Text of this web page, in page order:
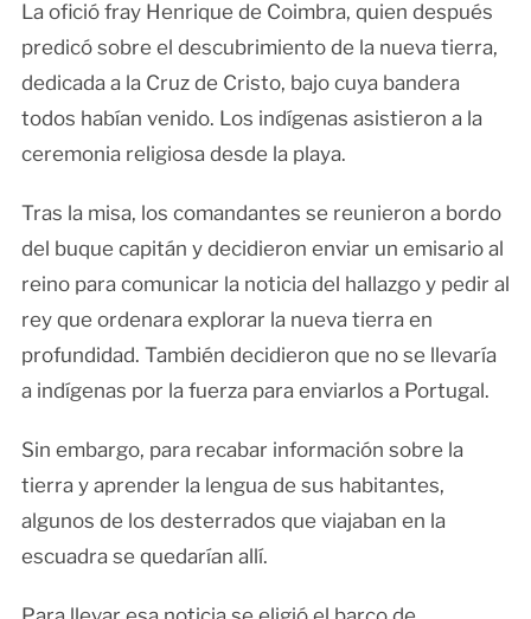
La ofició fray Henrique de Coimbra, quien después
predicó sobre el descubrimiento de la nueva tierra,
dedicada a la Cruz de Cristo, bajo cuya bandera
todos habían venido. Los indígenas asistieron a la
ceremonia religiosa desde la playa.
Tras la misa, los comandantes se reunieron a bordo
del buque capitán y decidieron enviar un emisario al
reino para comunicar la noticia del hallazgo y pedir al
rey que ordenara explorar la nueva tierra en
profundidad. También decidieron que no se llevaría
a indígenas por la fuerza para enviarlos a Portugal.
Sin embargo, para recabar información sobre la
tierra y aprender la lengua de sus habitantes,
algunos de los desterrados que viajaban en la
escuadra se quedarían allí.